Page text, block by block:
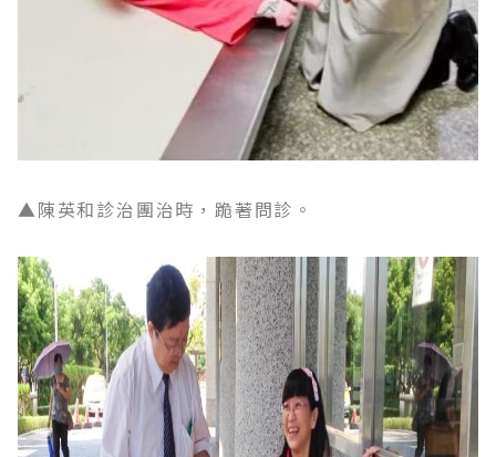
▲陳英和診治團治時，跪著問診。